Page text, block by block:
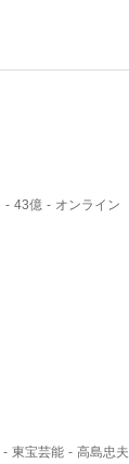
43億
オンライン
東宝芸能
高島忠夫